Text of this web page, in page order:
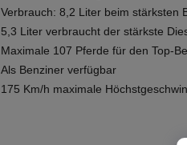
Verbrauch: 8,2 Liter beim stärksten
5,3 Liter verbraucht der stärkste
Maximale 107 Pferde für den Top-
Als Benziner verfügbar
175 Km/h maximale